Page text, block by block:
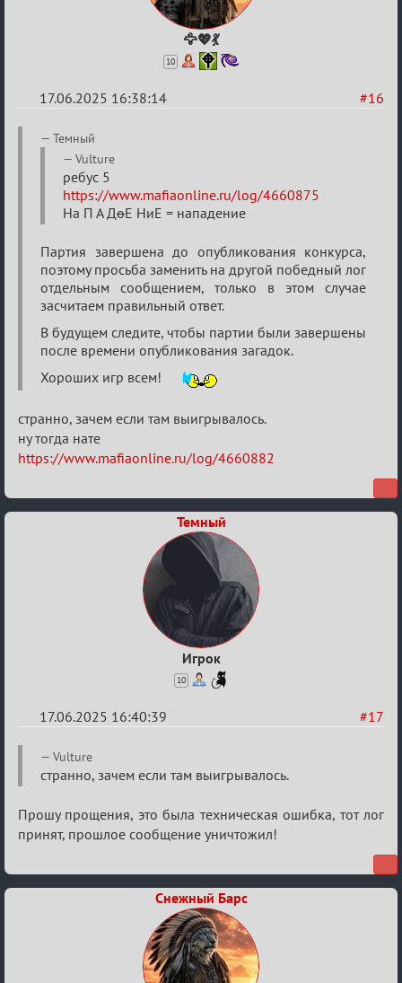
🦅💖💃
10
#16
17.06.2025 16:38:14
Re:
"Сумеречные
загадки"
Ars
Goetia
Темный
Vulture
ребус 5
https://www.mafiaonline.ru/log/4660875
На П А ДоЕ НиЕ = нападение
Партия завершена до опубликования конкурса,
поэтому просьба заменить на другой победный лог
отдельным сообщением, только в этом случае
засчитаем правильный ответ.
В будущем следите, чтобы партии были завершены
после времени опубликования загадок.
Хороших игр всем!
странно, зачем если там выигрывалось.
ну тогда нате
https://www.mafiaonline.ru/log/4660882
Темный
Игрок
10
#17
17.06.2025 16:40:39
Re:
"Сумеречные
от
Ars
Goetia
Vulture
странно, зачем если там выигрывалось.
Прошу прощения, это была техническая ошибка, тот лог
принят, прошлое сообщение уничтожил!
Снежный Барс